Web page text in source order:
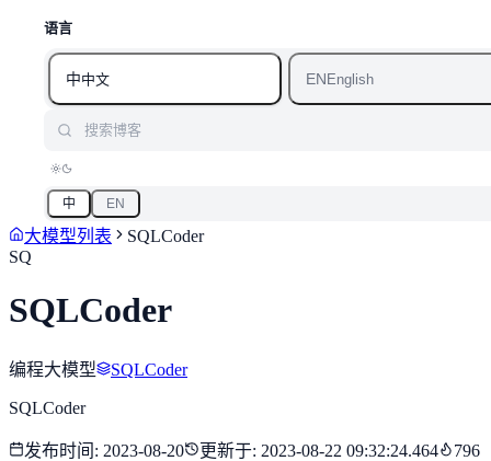
语言
中中文 ENEnglish
中 EN
大模型列表
SQLCoder
SQ
SQLCoder
编程大模型 SQLCoder
SQLCoder
发布时间 : 2023-08-20 更新于: 2023-08-22 09:32:24.464
796